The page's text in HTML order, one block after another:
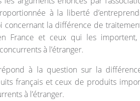
à la liberté
concernant la différence de
France et ceux qui les
à l’étranger.
à la question sur la
français et ceux de produits
à l’étranger.